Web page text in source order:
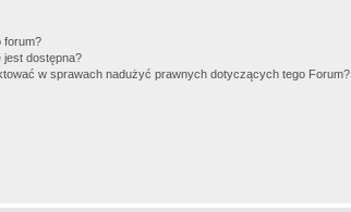
forum?
jest dostępna?
w sprawach nadużyć prawnych dotyczących tego Forum?